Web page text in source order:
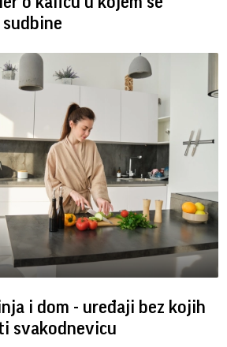
i dom - uređaji bez kojih
svakodnevicu